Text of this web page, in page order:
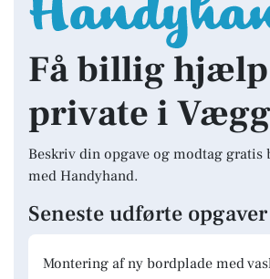
Få billig
private i
Beskriv din opgave og modtag gratis
med Handyhand.
Seneste udførte opgaver
Montering af ny bordplade med